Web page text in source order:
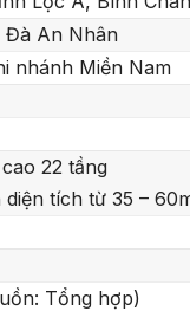
Đà An Nhân
nhánh Miền Nam
22 tầng
tích từ 35 –
Tổng hợp)